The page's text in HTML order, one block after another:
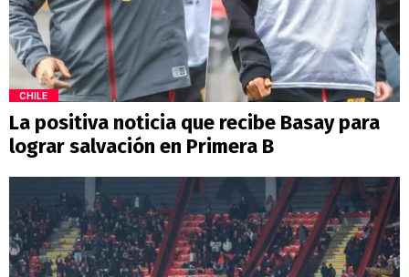
CHILE
La positiva noticia que recibe Basay para
lograr salvación en Primera B